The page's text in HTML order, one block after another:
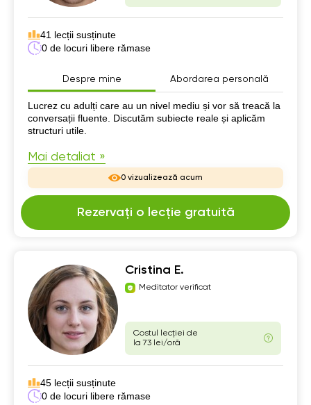
41 lecții susținute
0 de locuri libere rămase
Despre mine Abordarea personală
Despre mine
Lucrez cu adulți care au un nivel mediu și vor să treacă la
conversații fluente. Discutăm subiecte reale și aplicăm
structuri utile.
Mai detaliat »
0 vizualizează acum
Rezervați o lecție gratuită
Cristina E.
Meditator verificat
Costul lecției de
la 73 lei/oră
45 lecții susținute
0 de locuri libere rămase